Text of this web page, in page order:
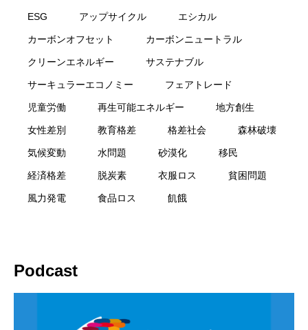
ESG アップサイクル エシカル
カーボンオフセット カーボンニュートラル
クリーンエネルギー サステナブル
サーキュラーエコノミー フェアトレード
児童労働 再生可能エネルギー 地方創生
女性差別 教育格差 格差社会 森林破壊
気候変動 水問題 砂漠化 移民
経済格差 脱炭素 衣服ロス 貧困問題
風力発電 食品ロス 飢餓
Podcast